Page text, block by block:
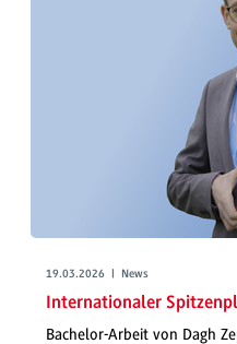
19.03.2026 | News
Internationaler
Bachelor-Arbeit von Dagh